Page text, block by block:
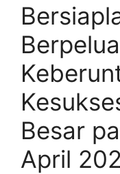
Besar
April